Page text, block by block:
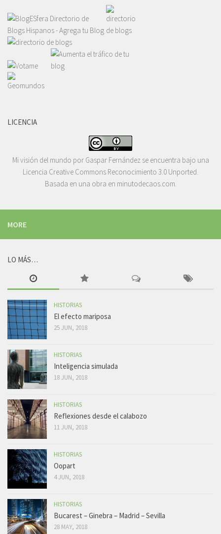
LICENCIA
Mi visión del mundo por Gaspar Fernández se encuentra bajo una
Licencia Creative Commons Reconocimiento 3.0 Unported.
Basada en una obra en minutodecaos.com.
MORE
LO MÁS…
HISTORIAS
El efecto mariposa
25 JUN, 2018
HISTORIAS
Inteligencia simulada
18 JUN, 2018
HISTORIAS
Reflexiones desde el calabozo
11 JUN, 2018
HISTORIAS
Oopart
4 JUN, 2018
HISTORIAS
Bucarest – Ginebra – Madrid – Sevilla
28 MAY, 2018